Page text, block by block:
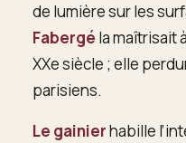
de lumière sur les
Fabergé la maîtrisait
XXe siècle ; elle
parisiens.
Le gainierhabille